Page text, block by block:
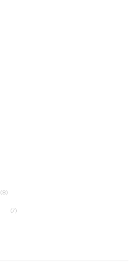
(8)
(7)